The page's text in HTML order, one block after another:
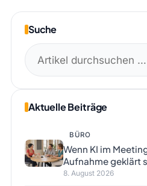
Suche
Suchen
nach:
Aktuelle Beiträge
BÜRO
Wenn KI im
Aufnahme geklärt
8. August 2026